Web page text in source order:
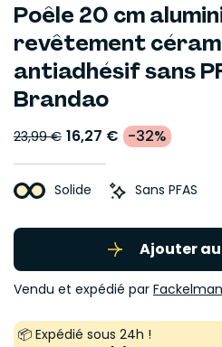
Poêle 20 cm
revêtement
antiadhésif sans
Brandao
23,99 € 16,27 € -32%
Solide Sans PFAS
Ajouter
Vendu et expédié par
📦 Expédié sous 24h !